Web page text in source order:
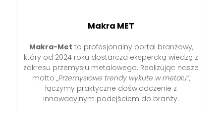
Makra MET
Makra-Met to profesjonalny portal branżowy,
który od 2024 roku dostarcza ekspercką wiedzę z
zakresu przemysłu metalowego. Realizując nasze
motto„Przemysłowe trendy wykute w metalu”,
łączymy praktyczne doświadczenie z
innowacyjnym podejściem do branży.